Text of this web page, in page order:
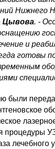
Нижнего
Цывова. -
и
готовы
были
процедуры
лечебного